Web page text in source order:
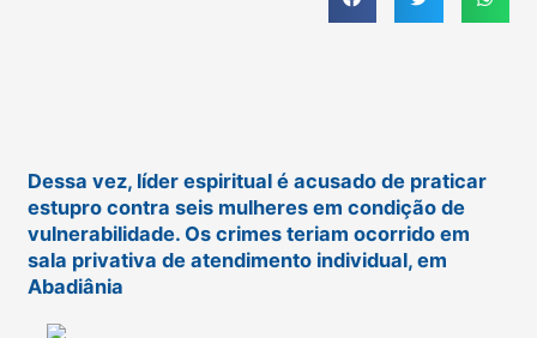
Dessa vez, líder espiritual é acusado de praticar
estupro contra seis mulheres em condição de
vulnerabilidade. Os crimes teriam ocorrido em
sala privativa de atendimento individual, em
Abadiânia